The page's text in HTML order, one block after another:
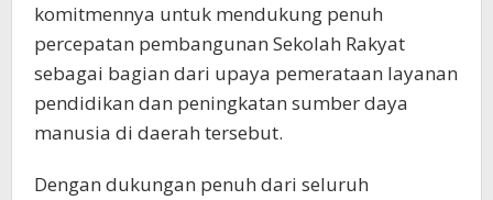
komitmennya untuk mendukung penuh
percepatan pembangunan Sekolah Rakyat
sebagai bagian dari upaya pemerataan layanan
pendidikan dan peningkatan sumber daya
manusia di daerah tersebut.
Dengan dukungan penuh dari seluruh